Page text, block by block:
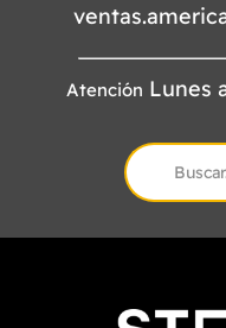
Atención Lunes
Search
for: